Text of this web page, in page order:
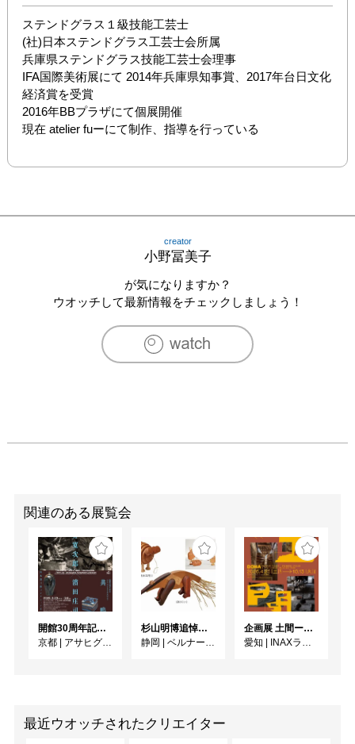
ステンドグラス１級技能工芸士
(社)日本ステンドグラス工芸士会所属
兵庫県ステンドグラス技能工芸士会理事
IFA国際美術展にて 2014年兵庫県知事賞、2017年台日文化
経済賞を受賞
2016年BBプラザにて個展開催
現在 atelier fuーにて制作、指導を行っている
creator
小野冨美子
が気になりますか？
ウオッチして最新情報をチェックしましょう！
関連のある展覧会
開館30周年記念 山本爲三郎・河井寬次郎没後60年記念 「共鳴 河井寬次郎 × 濱田庄司 ー山本爲三郎コレクションより」
京都 | アサヒグループ大山崎山荘美術館
杉山明博追悼展 木とわたし―木工の妙技と美術教育
静岡 | ベルナール・ビュフェ美術館
企画展 土間ーつくって、つかって、再発見ー
愛知 | INAXライブミュージアム
最近ウオッチされたクリエイター